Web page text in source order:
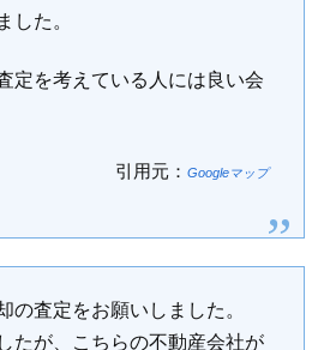
した。
定を考えている人には良い会
引用元：Googleマップ
の査定をお願いしました。
たが、こちらの不動産会社が